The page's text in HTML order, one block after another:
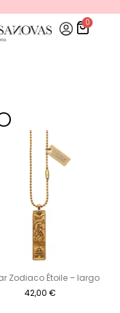
0
Zodiaco Étoile – largo
42,00 €